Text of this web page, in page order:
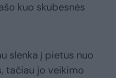
kuo skubesnės
slenka į pietus nuo
tačiau jo veikimo